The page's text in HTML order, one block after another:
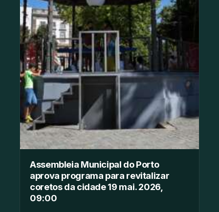
Assembleia Municipal do Porto
aprova programa para revitalizar
coretos da cidade 19 mai. 2026,
09:00